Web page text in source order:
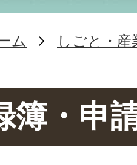
ム しごと・産
簿・申